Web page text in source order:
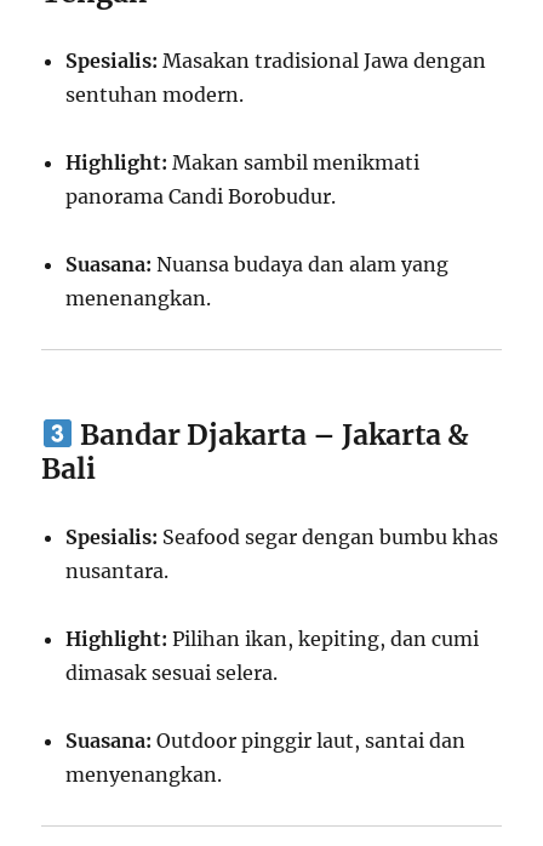
Spesialis: Masakan tradisional Jawa dengan
sentuhan modern.
Highlight: Makan sambil menikmati
panorama Candi Borobudur.
Suasana: Nuansa budaya dan alam yang
menenangkan.
Bandar Djakarta – Jakarta &
Bali
Spesialis: Seafood segar dengan bumbu khas
nusantara.
Highlight: Pilihan ikan, kepiting, dan cumi
dimasak sesuai selera.
Suasana: Outdoor pinggir laut, santai dan
menyenangkan.